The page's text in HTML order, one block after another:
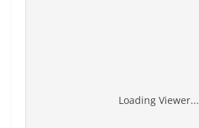
Loading Viewer...